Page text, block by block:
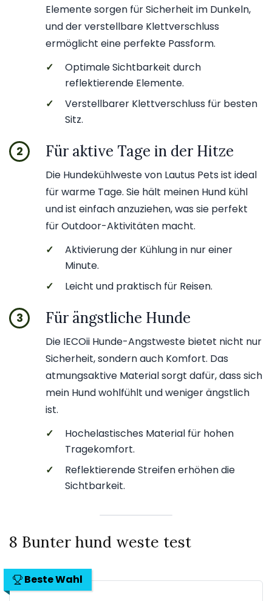
Elemente sorgen für Sicherheit im Dunkeln,
und der verstellbare Klettverschluss
ermöglicht eine perfekte Passform.
✓
Optimale Sichtbarkeit durch
reflektierende Elemente.
✓
Verstellbarer Klettverschluss für besten
Sitz.
2 Für aktive Tage in der Hitze
Die Hundekühlweste von Lautus Pets ist ideal
für warme Tage. Sie hält meinen Hund kühl
und ist einfach anzuziehen, was sie perfekt
für Outdoor-Aktivitäten macht.
✓
Aktivierung der Kühlung in nur einer
Minute.
✓
Leicht und praktisch für Reisen.
3 Für ängstliche Hunde
Die IECOii Hunde-Angstweste bietet nicht nur
Sicherheit, sondern auch Komfort. Das
atmungsaktive Material sorgt dafür, dass sich
mein Hund wohlfühlt und weniger ängstlich
ist.
✓
Hochelastisches Material für hohen
Tragekomfort.
✓
Reflektierende Streifen erhöhen die
Sichtbarkeit.
8 Bunter hund weste test
Beste Wahl